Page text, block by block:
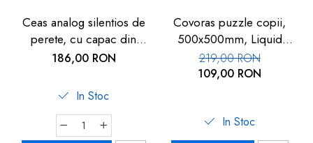
Ceas analog silentios de
perete, cu capac din
sticla, cifre mari, alb, TFA
186,00 RON
In Stoc
Covoras puzzle copii,
500x500mm, Liquid
Floor
219,00 RON
109,00 RON
In Stoc